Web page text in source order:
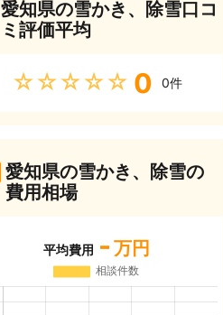
愛知県の雪かき、除雪口コ
ミ評価平均
★★★★★ 0 0件
愛知県の雪かき、除雪の
費用相場
平均費用 - 万円